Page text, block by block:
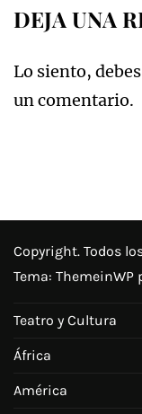
DEJA UNA
Lo siento,
un comentario.
Copyright. Todos
Tema: ThemeinWP
Teatro y Cultura
África
América